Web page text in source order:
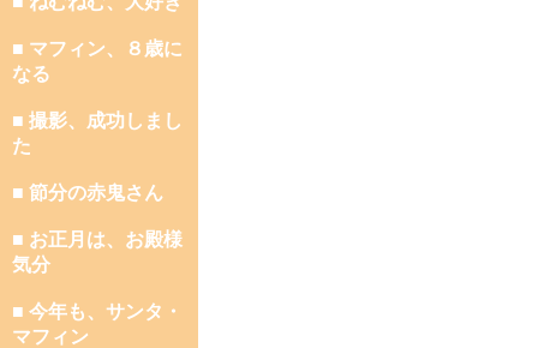
■ マフィン、８歳に
なる
■ 撮影、成功しまし
た
■ 節分の赤鬼さん
■ お正月は、お殿様
気分
■ 今年も、サンタ・
マフィン